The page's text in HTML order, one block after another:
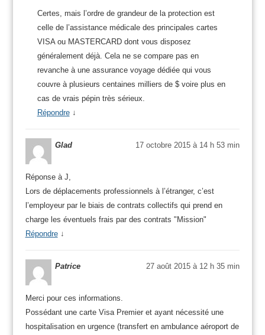
Certes, mais l’ordre de grandeur de la protection est
celle de l’assistance médicale des principales cartes
VISA ou MASTERCARD dont vous disposez
généralement déjà. Cela ne se compare pas en
revanche à une assurance voyage dédiée qui vous
couvre à plusieurs centaines milliers de $ voire plus en
cas de vrais pépin très sérieux.
Répondre ↓
Glad 17 octobre 2015 à 14 h 53 min
Réponse à J,
Lors de déplacements professionnels à l’étranger, c’est
l’employeur par le biais de contrats collectifs qui prend en
charge les éventuels frais par des contrats "Mission"
Répondre ↓
Patrice 27 août 2015 à 12 h 35 min
Merci pour ces informations.
Possédant une carte Visa Premier et ayant nécessité une
hospitalisation en urgence (transfert en ambulance aéroport de